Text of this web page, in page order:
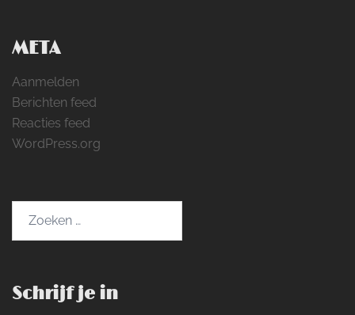
META
Aanmelden
Berichten feed
Reacties feed
WordPress.org
Schrijf je in